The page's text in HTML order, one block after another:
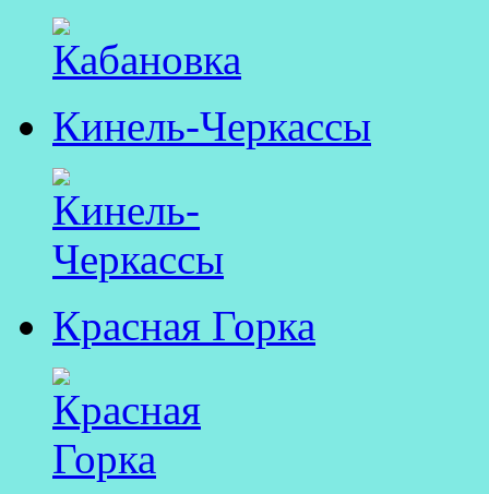
Кинель-Черкассы
Красная Горка